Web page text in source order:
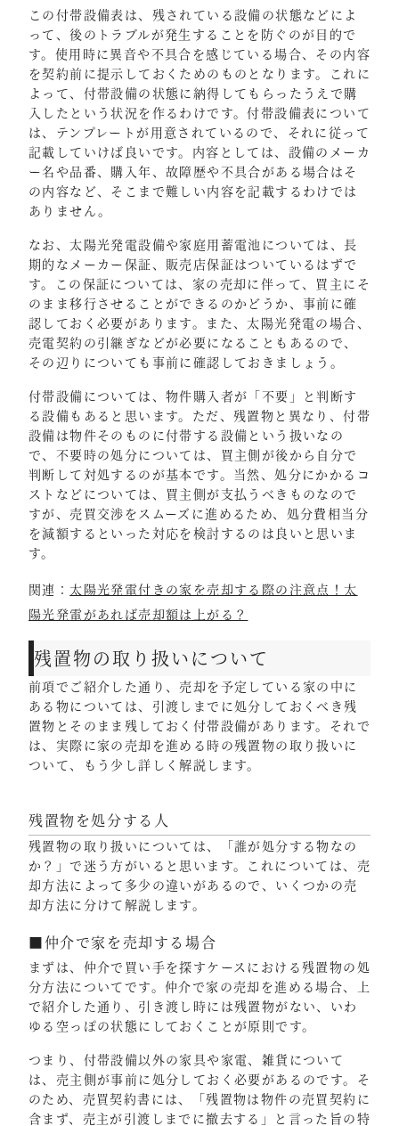
この付帯設備表は、残されている設備の状態などによ
って、後のトラブルが発生することを防ぐのが目的で
す。使用時に異音や不具合を感じている場合、その内容
を契約前に提示しておくためのものとなります。これに
よって、付帯設備の状態に納得してもらったうえで購
入したという状況を作るわけです。付帯設備表について
は、テンプレートが用意されているので、それに従って
記載していけば良いです。内容としては、設備のメーカ
ー名や品番、購入年、故障歴や不具合がある場合はそ
の内容など、そこまで難しい内容を記載するわけでは
ありません。
なお、太陽光発電設備や家庭用蓄電池については、長
期的なメーカー保証、販売店保証はついているはずで
す。この保証については、家の売却に伴って、買主にそ
のまま移行させることができるのかどうか、事前に確
認しておく必要があります。また、太陽光発電の場合、
売電契約の引継ぎなどが必要になることもあるので、
その辺りについても事前に確認しておきましょう。
付帯設備については、物件購入者が「不要」と判断す
る設備もあると思います。ただ、残置物と異なり、付帯
設備は物件そのものに付帯する設備という扱いなの
で、不要時の処分については、買主側が後から自分で
判断して対処するのが基本です。当然、処分にかかるコ
ストなどについては、買主側が支払うべきものなので
すが、売買交渉をスムーズに進めるため、処分費相当分
を減額するといった対応を検討するのは良いと思いま
す。
関連：太陽光発電付きの家を売却する際の注意点！太
陽光発電があれば売却額は上がる？
残置物の取り扱いについて
前項でご紹介した通り、売却を予定している家の中に
ある物については、引渡しまでに処分しておくべき残
置物とそのまま残しておく付帯設備があります。それで
は、実際に家の売却を進める時の残置物の取り扱いに
ついて、もう少し詳しく解説します。
残置物を処分する人
残置物の取り扱いについては、「誰が処分する物なの
か？」で迷う方がいると思います。これについては、売
却方法によって多少の違いがあるので、いくつかの売
却方法に分けて解説します。
■仲介で家を売却する場合
まずは、仲介で買い手を探すケースにおける残置物の処
分方法についてです。仲介で家の売却を進める場合、上
で紹介した通り、引き渡し時には残置物がない、いわ
ゆる空っぽの状態にしておくことが原則です。
つまり、付帯設備以外の家具や家電、雑貨について
は、売主側が事前に処分しておく必要があるのです。そ
のため、売買契約書には、「残置物は物件の売買契約に
含まず、売主が引渡しまでに撤去する」と言った旨の特